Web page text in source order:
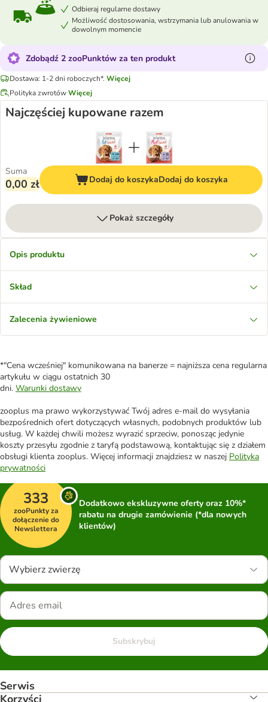
Odbieraj regularne dostawy
Możliwość dostosowania, wstrzymania lub anulowania w
dowolnym momencie
Zdobądź 2 zooPunktów za ten produkt
Dostawa: 1-2 dni roboczych*. Więcej
Polityka zwrotówWięcej
Najczęściej kupowane razem
Suma
0,00 zł Dodaj do koszykaDodaj do koszyka
Pokaż szczegóły
Opis produktu
Skład
Zalecenia żywieniowe
*"Cena wcześniej" komunikowana na banerze = najniższa cena regularna
artykułu w ciągu ostatnich 30
dni. Warunki dostawy
zooplus ma prawo wykorzystywać Twój adres e-mail do wysyłania
bezpośrednich ofert dotyczących własnych, podobnych produktów lub
usług. W każdej chwili możesz wyrazić sprzeciw, ponosząc jedynie
koszty przesyłu zgodnie z taryfą podstawową, kontaktując się z działem
obsługi klienta zooplus. Więcej informacji znajdziesz w naszej Polityka
prywatności
333
zooPunkty za
dołączenie do
Newslettera
Dodatkowo ekskluzywne oferty oraz 10%*
rabatu na drugie zamówienie (*dla nowych
klientów)
Wybierz zwierzę
Subskrybuj
Serwis
Korzyści